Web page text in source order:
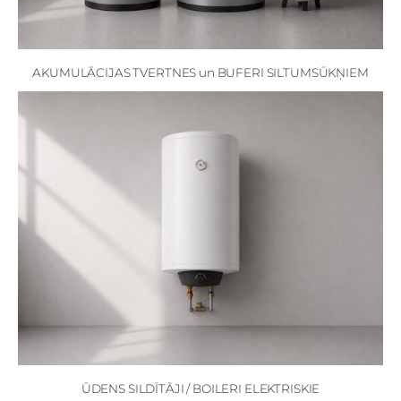
AKUMULĀCIJAS TVERTNES un BUFERI SILTUMSŪKŅIEM
ŪDENS SILDĪTĀJI / BOILERI ELEKTRISKIE